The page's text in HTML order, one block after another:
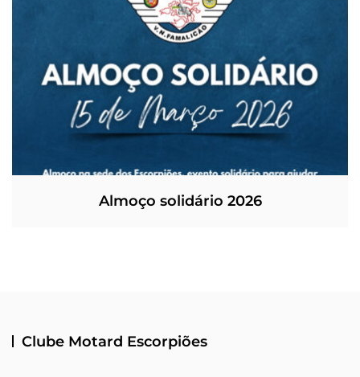
Almoço solidário 2026
Clube Motard Escorpiões